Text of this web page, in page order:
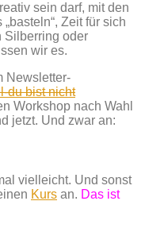
sein darf, mit den
Zeit für sich
Silberring oder
wir es.
Newsletter-
du bist nicht
Workshop nach Wahl
jetzt. Und zwar an:
vielleicht. Und sonst
Kurs an. Das ist